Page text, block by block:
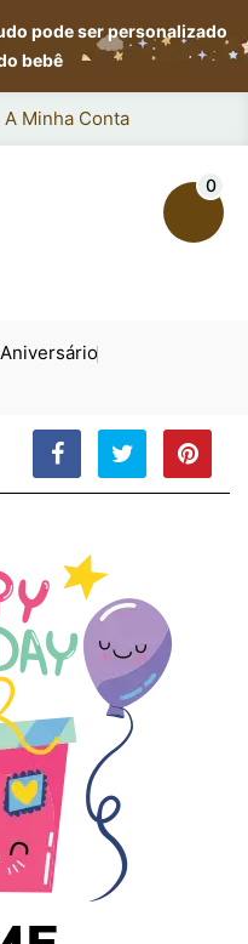
pode ser personalizado
bebê
A Minha Conta
0
Aniversário